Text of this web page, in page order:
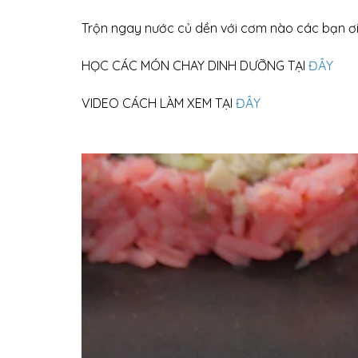
Trộn ngay nước củ dền với cơm nào các bạn ơi
HỌC CÁC MÓN CHAY DINH DƯỠNG TẠI ĐÂY
VIDEO CÁCH LÀM XEM TẠI ĐÂY